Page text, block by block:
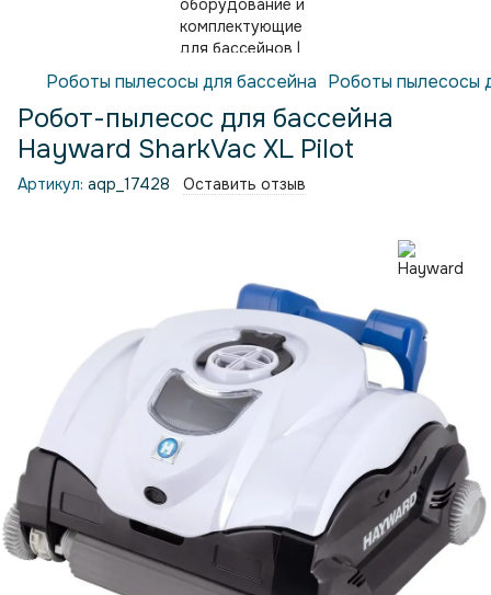
Роботы пылесосы для бассейна Роботы пылесосы
Робот-пылесос для бассейна
Hayward SharkVac XL Pilot
Артикул: aqp_17428 Оставить отзыв